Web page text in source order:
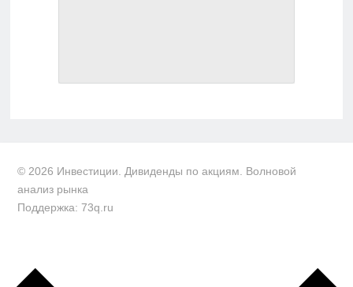
© 2026 Инвестиции. Дивиденды по акциям. Волновой
анализ рынка
Поддержка: 73q.ru